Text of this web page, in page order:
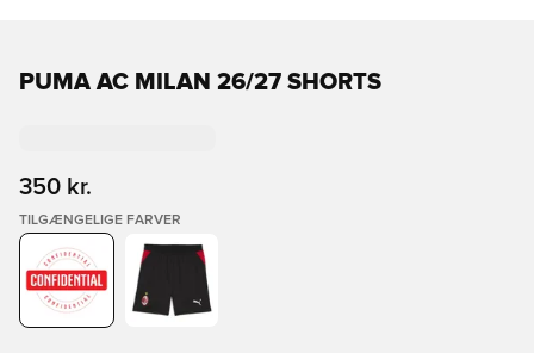
PUMA AC MILAN 26/27 SHORTS
350 kr.
TILGÆNGELIGE FARVER